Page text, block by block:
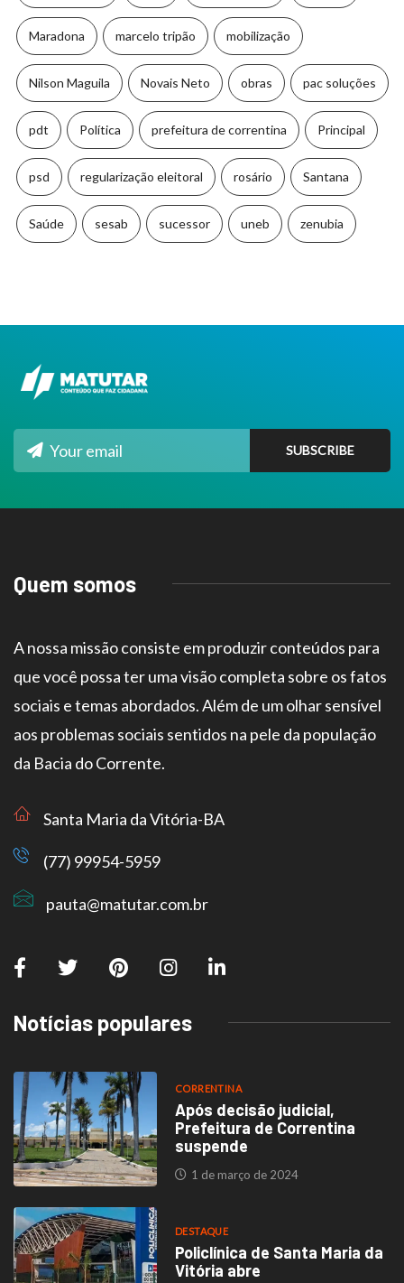
Maradona marcelo tripão mobilização
Nilson Maguila Novais Neto obras pac soluções
pdt Política prefeitura de correntina Principal
psd regularização eleitoral rosário Santana
Saúde sesab sucessor uneb zenubia
Quem somos
A nossa missão consiste em produzir conteúdos para
que você possa ter uma visão completa sobre os fatos
sociais e temas abordados. Além de um olhar sensível
aos problemas sociais sentidos na pele da população
da Bacia do Corrente.
Santa Maria da Vitória-BA
(77) 99954-5959
pauta@matutar.com.br
Notícias populares
CORRENTINA
Após decisão judicial,
Prefeitura de Correntina
suspende
1 de março de 2024
DESTAQUE
Policlínica de Santa Maria da
Vitória abre